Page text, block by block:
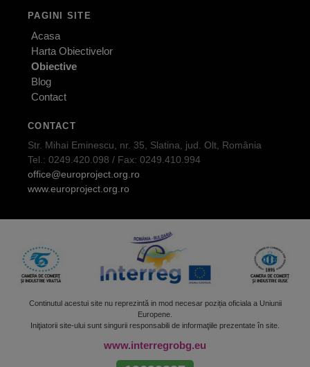
PAGINI SITE
Acasa
Harta Obiectivelor
Obiective
Blog
Contact
CONTACT
Str. Mihai Eminescu, nr. 35, Slatina, jud. Olt, România
Tel.: 0249.420.098 / Fax: 0249.410.994
office@europroject.org.ro
www.europroject.org.ro
Continutul acestui site nu reprezintă in mod necesar poziția oficiala a Uniunii
Europene.
Iniţiatorii site-ului sunt singurii responsabili de informaţiile prezentate în site.
www.interregrobg.eu